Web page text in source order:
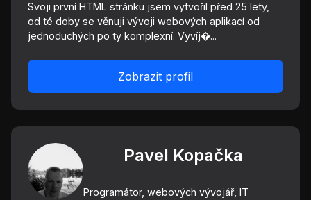
Svoji první HTML stránku jsem vytvořil před 25 lety,
od té doby se věnuji vývoji webových aplikací od
jednoduchých po ty komplexní. Vyvíj�...
Zobrazit profil
Pavel Kopačka
Programátor, webových vývojář, IT